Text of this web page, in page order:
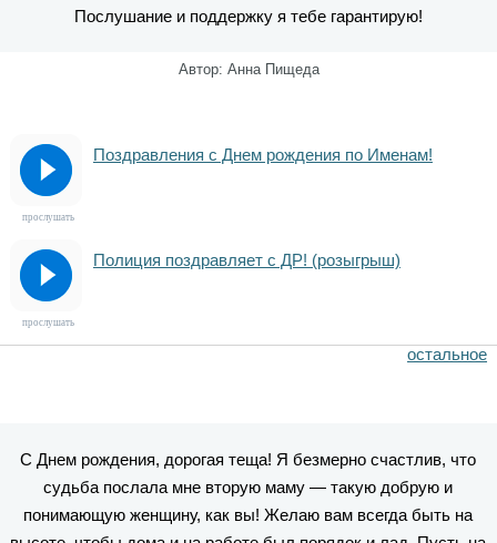
Послушание и поддержку я тебе гарантирую!
Автор: Анна Пищеда
Поздравления с Днем рождения по Именам!
прослушать
Полиция поздравляет с ДР! (розыгрыш)
прослушать
остальное
С Днем рождения, дорогая теща! Я безмерно счастлив, что
судьба послала мне вторую маму — такую добрую и
понимающую женщину, как вы! Желаю вам всегда быть на